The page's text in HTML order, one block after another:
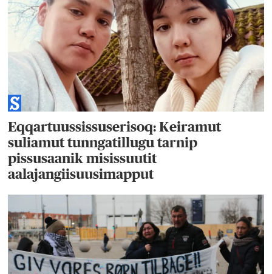
Eqqartuussissuserisoq: Keiramut
suliamut tunngatillugu tarnip
pissusaanik misissuutit
aalajangiisuusimapput